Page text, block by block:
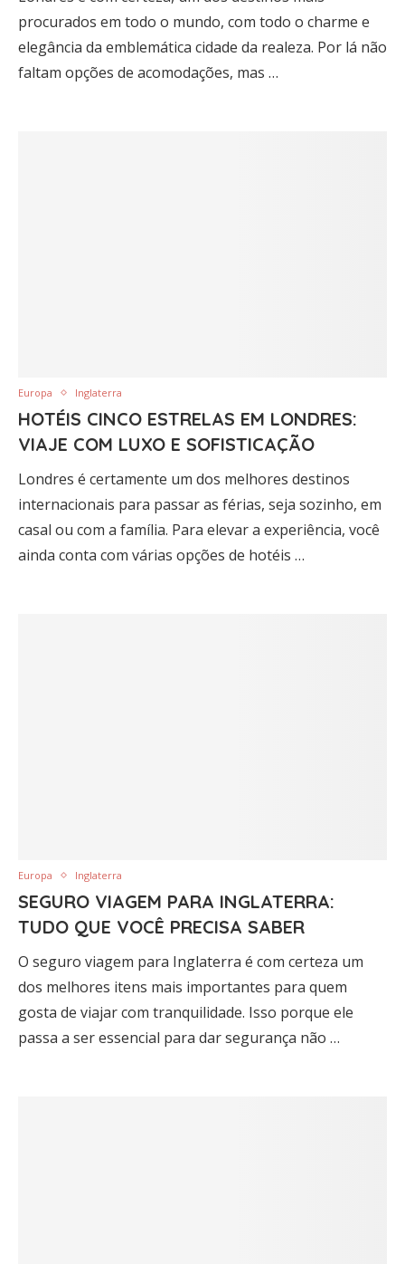
procurados em todo o mundo, com todo o charme e
elegância da emblemática cidade da realeza. Por lá não
faltam opções de acomodações, mas …
Europa Inglaterra
HOTÉIS CINCO ESTRELAS EM LONDRES:
VIAJE COM LUXO E SOFISTICAÇÃO
Londres é certamente um dos melhores destinos
internacionais para passar as férias, seja sozinho, em
casal ou com a família. Para elevar a experiência, você
ainda conta com várias opções de hotéis …
Europa Inglaterra
SEGURO VIAGEM PARA INGLATERRA:
TUDO QUE VOCÊ PRECISA SABER
O seguro viagem para Inglaterra é com certeza um
dos melhores itens mais importantes para quem
gosta de viajar com tranquilidade. Isso porque ele
passa a ser essencial para dar segurança não …